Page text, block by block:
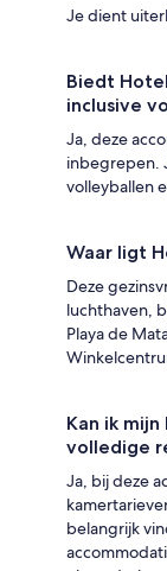
Je dient
Biedt
inclusive
Ja, deze
inbegrepen.
volleyballen
Waar ligt
Deze
luchthaven,
Playa de
Kan ik
volledige
Ja, bij deze
belangrijk